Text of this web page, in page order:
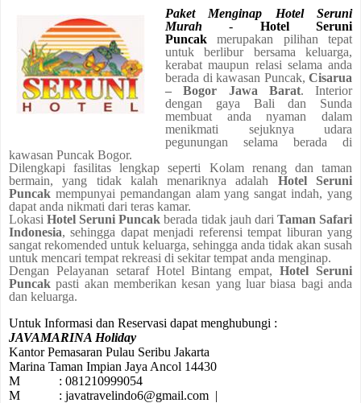
Paket Menginap Hotel Seruni
Murah - Hotel Seruni
Puncak merupakan pilihan tepat
untuk berlibur bersama keluarga,
kerabat maupun relasi selama anda
berada di kawasan Puncak, Cisarua
– Bogor Jawa Barat. Interior
dengan gaya Bali dan Sunda
membuat anda nyaman dalam
menikmati sejuknya udara
pegunungan selama berada di
kawasan Puncak Bogor.
Dilengkapi fasilitas lengkap seperti Kolam renang dan taman
bermain, yang tidak kalah menariknya adalah Hotel Seruni
Puncak mempunyai pemandangan alam yang sangat indah, yang
dapat anda nikmati dari teras kamar.
LokasiHotel Seruni Puncak berada tidak jauh dari Taman Safari
Indonesia, sehingga dapat menjadi referensi tempat liburan yang
sangat rekomended untuk keluarga, sehingga anda tidak akan susah
untuk mencari tempat rekreasi di sekitar tempat anda menginap.
Dengan Pelayanan setaraf Hotel Bintang empat,Hotel Seruni
Puncak pasti akan memberikan kesan yang luar biasa bagi anda
dan keluarga.
Untuk Informasi dan Reservasi dapat menghubungi :
JAVAMARINA Holiday
Kantor Pemasaran Pulau Seribu Jakarta
Marina Taman Impian Jaya Ancol 14430
M : 081210999054
M : javatravelindo6@gmail.com |